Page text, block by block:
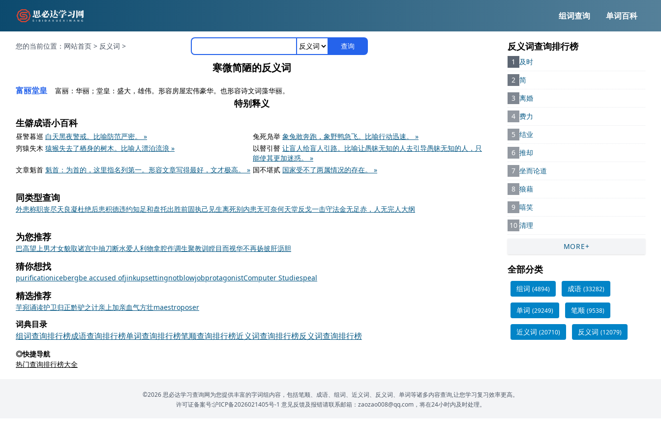
组词查询 单词百科
您的当前位置： 网站首页 > 反义词 > 查询
寒微简陋的反义词
富丽堂皇 富丽：华丽；堂皇：盛大，雄伟。形容房屋宏伟豪华。也形容诗文词藻华丽。
特别释义
生僻成语小百科
昼警暮巡 白天黑夜警戒。比喻防范严密。 » 兔死凫举 象兔敢奔跑，象野鸭急飞。比喻行动迅速。 »
穷猿失木 猿猴失去了栖身的树木。比喻人漂泊流浪 » 以瞽引瞽 让盲人给盲人引路。比喻让愚昧无知的人去引导愚昧无知的人，只
能使其更加迷惑。 »
文章魁首 魁首：为首的，这里指名列第一。形容文章写得最好，文才极高。 » 国不堪贰 国家受不了两属情况的存在。 »
同类型查询
外患称职丧尽天良凝杜绝后患积德违约知足和盘托出胜前固执己见生离死别内患无可奈何天堂反戈一击守法金无足赤，人无完人大纲
为您推荐
巴高望上男才女貌取诸宫中抽刀断水爱人利物拿腔作调生聚教训瞠目而视华不再扬披肝沥胆
猜你想找
purificationicebergbe accused ofjinkupsettingnotblowjobprotagonistComputer Studiespeal
精选推荐
芋宛诵读护卫归正黔驴之计亲上加亲血气方壮maestroposer
词典目录
组词查询排行榜成语查询排行榜单词查询排行榜笔顺查询排行榜近义词查询排行榜反义词查询排行榜
◎快捷导航
热门查询排行榜大全
反义词查询排行榜
1
及时
2 简
3 离婚
4 费力
5 结业
6 推却
7 坐而论道
8 狼藉
9 嘻笑
10 清理
MORE+
全部分类
组词 (4894) 成语 (33282)
单词 (29249) 笔顺 (9538)
近义词 (20710) 反义词 (12079)
©2026 思必达学习查询网为您提供丰富的字词组内容，包括笔顺、成语、组词、近义词、反义词、单词等诸多内容查询,让您学习复习效率更高。
许可证备案号:沪ICP备2026021405号-1 意见反馈及报错请联系邮箱：zaozao008@qq.com，将在24小时内及时处理。